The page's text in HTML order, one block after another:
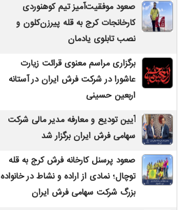
صعود موفقیت‌آمیز تیم کوهنوردی
کارخانجات کرج به قله پیرزن‌کلون و
نصب تابلوی یادمان
برگزاری مراسم معنوی قرائت زیارت
عاشورا در شرکت فرش ایران در آستانه
اربعین حسینی
آیین تودیع و معارفه مدیر مالی شرکت
سهامی فرش ایران برگزار شد
صعود پرسنل کارخانه فرش کرج به قله
توچال؛ نمادی از اراده و نشاط در خانواده
بزرگ شرکت سهامی فرش ایران